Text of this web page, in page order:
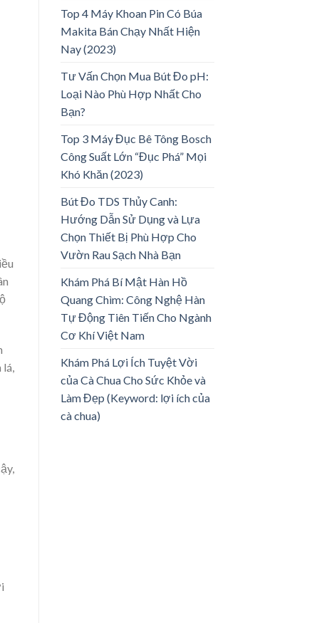
lá,
Top 4 Máy Khoan Pin Có Búa
Makita Bán Chạy Nhất Hiện
Nay (2023)
Tư Vấn Chọn Mua Bút Đo pH:
Loại Nào Phù Hợp Nhất Cho
Bạn?
Top 3 Máy Đục Bê Tông Bosch
Công Suất Lớn “Đục Phá” Mọi
Khó Khăn (2023)
Bút Đo TDS Thủy Canh:
Hướng Dẫn Sử Dụng và Lựa
Chọn Thiết Bị Phù Hợp Cho
Vườn Rau Sạch Nhà Bạn
Khám Phá Bí Mật Hàn Hồ
Quang Chìm: Công Nghệ Hàn
Tự Động Tiên Tiến Cho Ngành
Cơ Khí Việt Nam
Khám Phá Lợi Ích Tuyệt Vời
của Cà Chua Cho Sức Khỏe và
Làm Đẹp (Keyword: lợi ích của
cà chua)